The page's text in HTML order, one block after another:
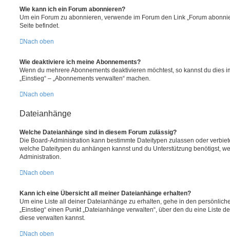
Wie kann ich ein Forum abonnieren?
Um ein Forum zu abonnieren, verwende im Forum den Link „Forum
Seite befindet.
Nach oben
Wie deaktiviere ich meine Abonnements?
Wenn du mehrere Abonnements deaktivieren möchtest, so kannst du dies
„Einstieg“ – „Abonnements verwalten“ machen.
Nach oben
Dateianhänge
Welche Dateianhänge sind in diesem Forum zulässig?
Die Board-Administration kann bestimmte Dateitypen zulassen oder
welche Dateitypen du anhängen kannst und du Unterstützung benötigst,
Administration.
Nach oben
Kann ich eine Übersicht all meiner Dateianhänge erhalten?
Um eine Liste all deiner Dateianhänge zu erhalten, gehe in den
„Einstieg“ einen Punkt „Dateianhänge verwalten“, über den du eine Liste
diese verwalten kannst.
Nach oben